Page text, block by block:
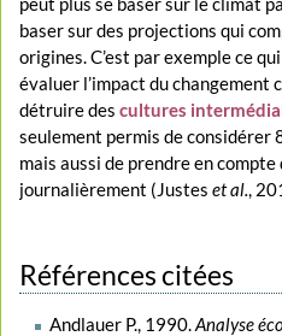
baser sur des projections qui
origines. C’est par exemple ce
évaluer l’impact du
détruire descultures
seulement permis de considérer
mais aussi de prendre en
journalièrement (Justeset al.,
Références citées
Andlauer P., 1990.Analyse